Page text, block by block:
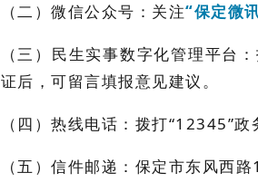
（二）微信公众号：关注“保定微
（三）民生实事数字化管理平台
证后，可留言填报意见建议。
（四）热线电话：拨打“12345”政
（五）信件邮递：保定市东风西路